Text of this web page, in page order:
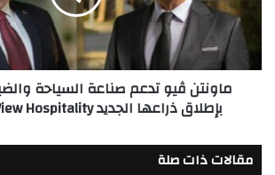
ألياتها
التنفيذية
والضيافة
مصر
بإطلاق
Mountain
View
Hospitality
ماونتن ڤيو تدعم صناعة السياحة
بإطلاق ذراعها الجديد Mountain View Hospitality
مقالات ذات صلة